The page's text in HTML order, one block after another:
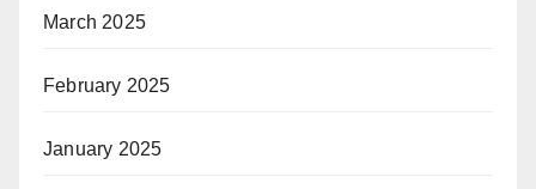
March 2025
February 2025
January 2025